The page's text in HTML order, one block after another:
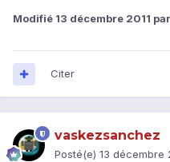
Modifié 13 décembre 2011
Citer
vaskezsanchez
Posté(e) 13 décembre